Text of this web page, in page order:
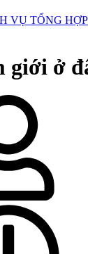
VỤ TỔNG HỢP
giới ở